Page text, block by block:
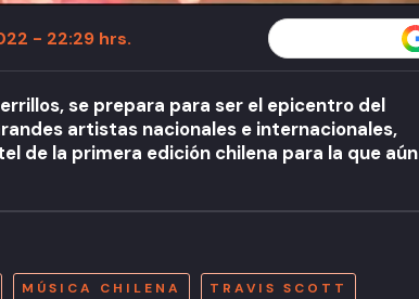
- 22:29 hrs.
se prepara para ser el epicentro del
artistas nacionales e internacionales,
de la primera edición chilena para la que aún
MÚSICA CHILENA TRAVIS SCOTT